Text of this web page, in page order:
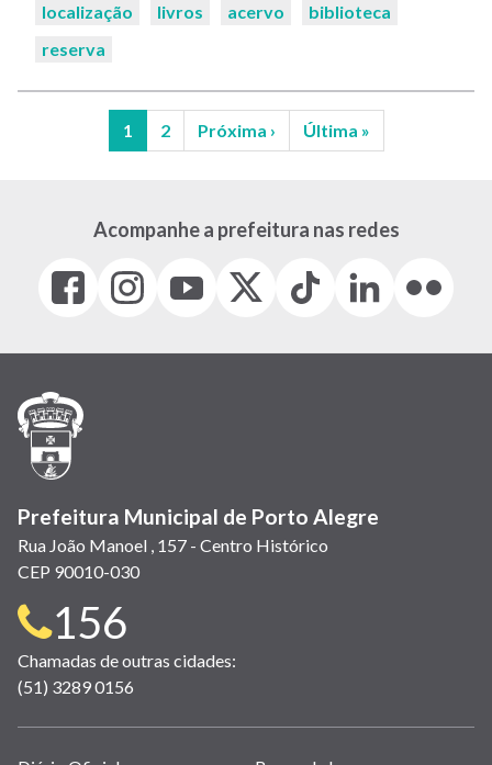
localização
livros acervo
biblioteca
reserva
Página
atual
1 Página
2
Próxima
página
Próxima ›
Última
página
Última »
Acompanhe a prefeitura nas redes
Facebook
(link
em
janela)
Instagram
(link
em
(link
em
(Antigo
(link
Tiktok
(link
em
LinkedIn
(link
em
(link
em
Prefeitura Municipal de Porto Alegre
Rua João Manoel , 157 - Centro Histórico
CEP 90010-030
Telefone
para
contato:
156
Chamadas de outras cidades:
(51) 3289 0156